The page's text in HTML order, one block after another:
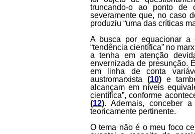
truncando-o ao ponto de
severamente que, no caso
produziu “uma das críticas
A busca por equacionar a
“tendência científica” no
a tenha em atenção
envernizada de presunção.
em linha de conta
austromarxista (10)e
alcançam em níveis
científica”, conforme
(12). Ademais, conceber
teoricamente pertinente.
O tema não é o meu foco